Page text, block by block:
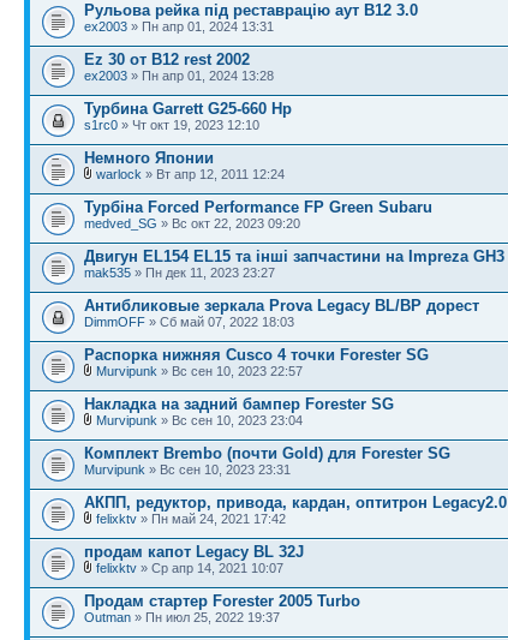
Рульова рейка під реставрацію аут B12 3.0
ex2003 » Пн апр 01, 2024 13:31
Ez 30 от B12 rest 2002
ex2003 » Пн апр 01, 2024 13:28
Турбина Garrett G25-660 Hp
s1rc0 » Чт окт 19, 2023 12:10
Немного Японии
warlock » Вт апр 12, 2011 12:24
Турбіна Forced Performance FP Green Subaru
medved_SG » Вс окт 22, 2023 09:20
Двигун EL154 EL15 та інші запчастини на Impreza GH3
mak535 » Пн дек 11, 2023 23:27
Антибликовые зеркала Prova Legacy BL/BP дорест
DimmOFF » Сб май 07, 2022 18:03
Распорка нижняя Cusco 4 точки Forester SG
Murvipunk » Вс сен 10, 2023 22:57
Накладка на задний бампер Forester SG
Murvipunk » Вс сен 10, 2023 23:04
Комплект Brembo (почти Gold) для Forester SG
Murvipunk » Вс сен 10, 2023 23:31
АКПП, редуктор, привода, кардан, оптитрон Legacy2.0
felixktv » Пн май 24, 2021 17:42
продам капот Legacy BL 32J
felixktv » Ср апр 14, 2021 10:07
Продам стартер Forester 2005 Turbo
Outman » Пн июл 25, 2022 19:37